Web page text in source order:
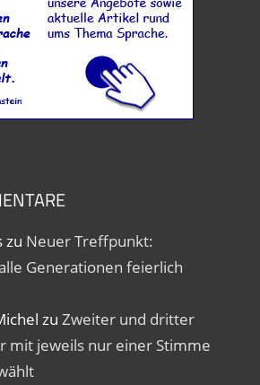
zu Neuer Treffpunkt:
Generationen feierlich
zu Zweiter und dritter
mit jeweils nur einer Stimme